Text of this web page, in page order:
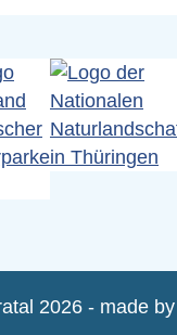
2026 - made by